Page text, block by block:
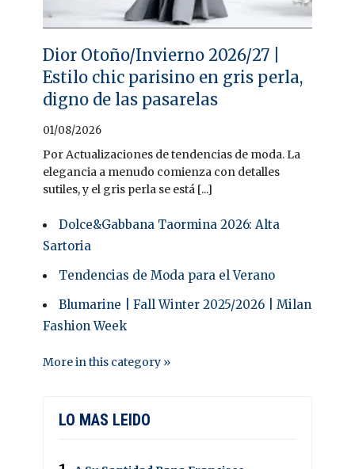
Dior Otoño/Invierno 2026/27 |
Estilo chic parisino en gris perla,
digno de las pasarelas
01/08/2026
Por Actualizaciones de tendencias de moda. La
elegancia a menudo comienza con detalles
sutiles, y el gris perla se está [...]
Dolce&Gabbana Taormina 2026: Alta
Sartoria
Tendencias de Moda para el Verano
Blumarine | Fall Winter 2025/2026 | Milan
Fashion Week
More in this category »
LO MAS LEIDO